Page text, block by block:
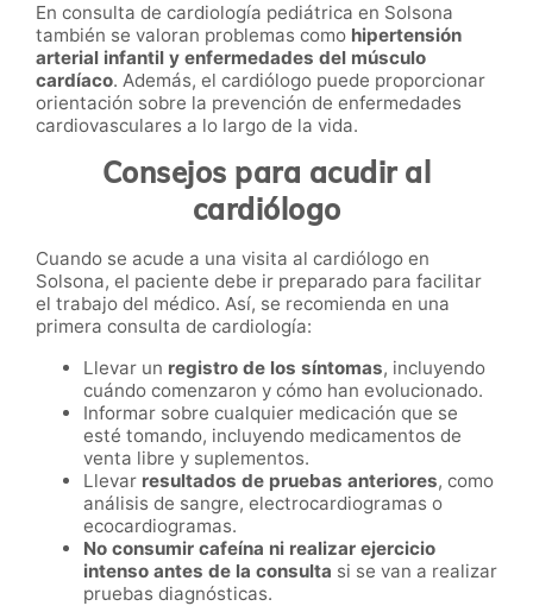
En consulta de cardiología pediátrica en Solsona
también se valoran problemas como hipertensión
arterial infantil y enfermedades del músculo
cardíaco. Además, el cardiólogo puede proporcionar
orientación sobre la prevención de enfermedades
cardiovasculares a lo largo de la vida.
Consejos para acudir al
cardiólogo
Cuando se acude a una visita al cardiólogo en
Solsona, el paciente debe ir preparado para facilitar
el trabajo del médico. Así, se recomienda en una
primera consulta de cardiología:
Llevar un registro de los síntomas, incluyendo
cuándo comenzaron y cómo han evolucionado.
Informar sobre cualquier medicación que se
esté tomando, incluyendo medicamentos de
venta libre y suplementos.
Llevar resultados de pruebas anteriores, como
análisis de sangre, electrocardiogramas o
ecocardiogramas.
No consumir cafeína ni realizar ejercicio
intenso antes de la consulta si se van a realizar
pruebas diagnósticas.